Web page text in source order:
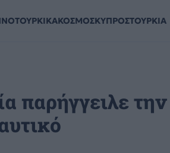
ΚΟΣΜΟΣΚΥΠΡΟΣΤΟΥΡΚΙΑ
παρήγγειλε